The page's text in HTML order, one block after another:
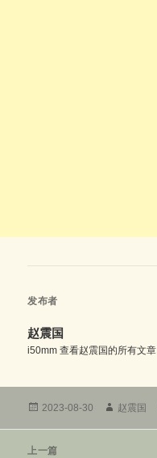
发布者
赵震国
i50mm查看赵震国的所有文章
发
2023-08-30
作
赵震国
上一篇